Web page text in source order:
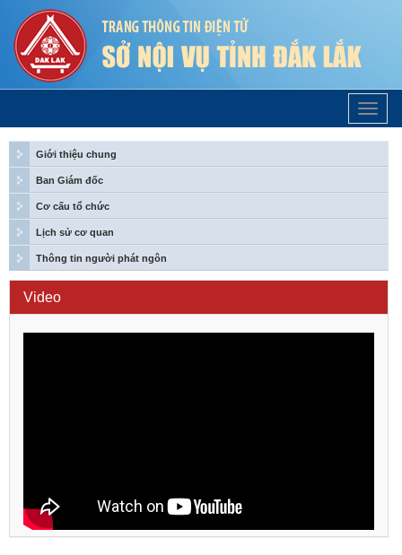
Trang
Chủ
Giới thiệu chung
Ban Giám đốc
Cơ cấu tổ chức
Lịch sử cơ quan
Thông tin người phát ngôn
Video